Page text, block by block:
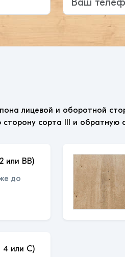
лицевой и оборотной
сорта III и обратную
или ВВ)
до
4 или С)